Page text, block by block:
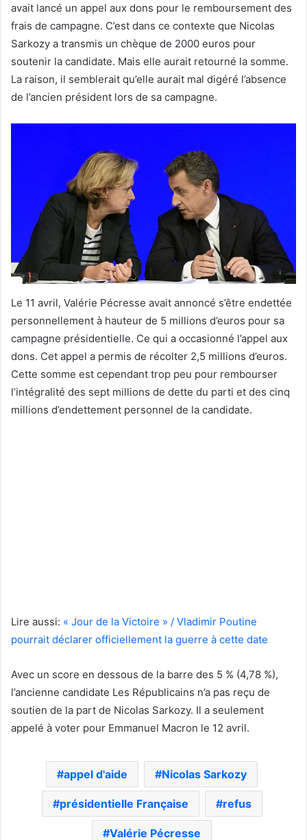
avait lancé un appel aux dons pour le remboursement des
frais de campagne. C’est dans ce contexte que Nicolas
Sarkozy a transmis un chèque de 2000 euros pour
soutenir la candidate. Mais elle aurait retourné la somme.
La raison, il semblerait qu’elle aurait mal digéré l’absence
de l’ancien président lors de sa campagne.
Le 11 avril, Valérie Pécresse avait annoncé s’être endettée
personnellement à hauteur de 5 millions d’euros pour sa
campagne présidentielle. Ce qui a occasionné l’appel aux
dons. Cet appel a permis de récolter 2,5 millions d’euros.
Cette somme est cependant trop peu pour rembourser
l’intégralité des sept millions de dette du parti et des cinq
millions d’endettement personnel de la candidate.
Lire aussi: « Jour de la Victoire » / Vladimir Poutine
pourrait déclarer officiellement la guerre à cette date
Avec un score en dessous de la barre des 5 % (4,78 %),
l’ancienne candidate Les Républicains n’a pas reçu de
soutien de la part de Nicolas Sarkozy. Il a seulement
appelé à voter pour Emmanuel Macron le 12 avril.
appel d'aide Nicolas Sarkozy
présidentielle Française refus
Valérie Pécresse